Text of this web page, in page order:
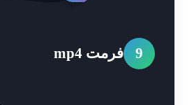
فرمت mp4